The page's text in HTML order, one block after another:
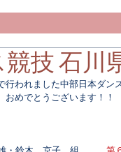
技 石川
行われました中部日本ダ
めでとうございます！！